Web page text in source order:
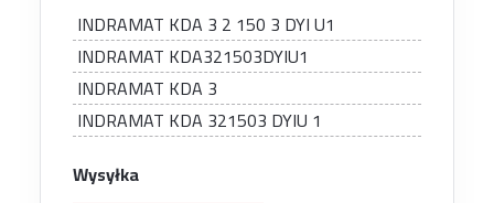
INDRAMAT KDA 3 2 150 3 DYI U1
INDRAMAT KDA321503DYIU1
INDRAMAT KDA 3
INDRAMAT KDA 321503 DYIU 1
Wysyłka